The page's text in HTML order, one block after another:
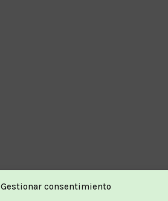
Gestionar consentimiento